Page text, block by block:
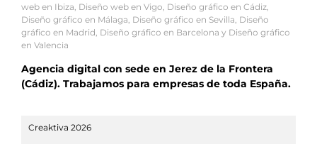
web en Ibiza Diseño web en Vigo Diseño gráfico en Cádiz
Diseño gráfico en Málaga Diseño gráfico en Sevilla Diseño
gráfico en Madrid Diseño gráfico en Barcelona y Diseño gráfico
en Valencia
Agencia digital con sede en Jerez de la Frontera
(Cádiz). Trabajamos para empresas de toda España.
Creaktiva 2026